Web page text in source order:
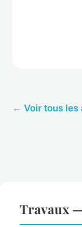
← Voir tous les
Travaux